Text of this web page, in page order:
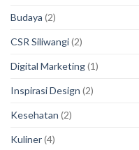
Budaya (2)
CSR Siliwangi(2)
Digital Marketing(1)
Inspirasi Design (2)
Kesehatan (2)
Kuliner(4)